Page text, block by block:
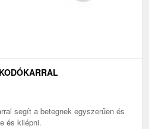
segít a betegnek egyszerűen és
és kilépni.